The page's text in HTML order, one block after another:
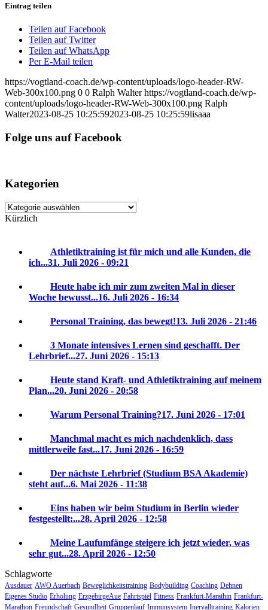
Eintrag teilen
Teilen auf Facebook
Teilen auf Twitter
Teilen auf WhatsApp
Per E-Mail teilen
https://vogtland-coach.de/wp-content/uploads/logo-header-RW-
Web-300x100.png 0 0 Ralph Walter https://vogtland-coach.de/wp-
content/uploads/logo-header-RW-Web-300x100.png Ralph
Walter2023-08-25 10:25:592023-08-25 10:25:59lisaaa
Folge uns auf Facebook
Kategorien
Kategorien
Kürzlich
Athletiktraining ist für mich und alle Kunden, die
ich...31. Juli 2026 - 09:21
Heute habe ich mir zum zweiten Mal in dieser
Woche bewusst...16. Juli 2026 - 16:34
Personal Training, das bewegt!13. Juli 2026 - 21:46
3 Monate intensives Lernen sind geschafft. Der
Lehrbrief...27. Juni 2026 - 15:13
Heute stand Kraft- und Athletiktraining auf meinem
Plan...20. Juni 2026 - 20:58
Warum Personal Training?17. Juni 2026 - 17:01
Manchmal macht es mich nachdenklich, dass
mittlerweile fast...17. Juni 2026 - 16:59
Der nächste Lehrbrief (Studium BSA Akademie)
steht auf...6. Mai 2026 - 11:38
Eins haben wir beim Studium in Berlin wieder
festgestellt:...28. April 2026 - 12:58
Meine Laufumfänge steigere ich jetzt wieder, was
sehr gut...28. April 2026 - 12:50
Schlagworte
Ausdauer AWO Auerbach Beweglichkeitstraining Bodybuilding Coaching Dehnen
Eigenes Studio Erholung ErzgebirgeAue Fahrtspiel Fitness Frankfurt-Marathin Frankfurt-
Marathon Freundschaft Gesundheit Gruppenlauf Immunsystem Inervalltraining Kalorien